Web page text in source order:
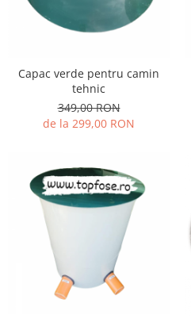
Capac verde pentru camin
tehnic
349,00 RON
de la 299,00 RON